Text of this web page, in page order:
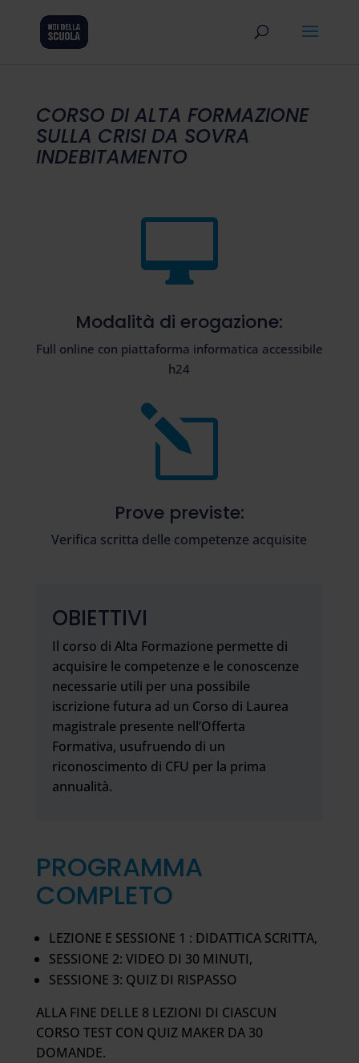
CORSO DI ALTA FORMAZIONE
SULLA CRISI DA SOVRA
INDEBITAMENTO

Modalità di erogazione:
Full online con piattaforma informatica accessibile
h24
l
Prove previste:
Verifica scritta delle competenze acquisite
OBIETTIVI
Il corso di Alta Formazione permette di
acquisire le competenze e le conoscenze
necessarie utili per una possibile
iscrizione futura ad un Corso di Laurea
magistrale presente nell’Offerta
Formativa, usufruendo di un
riconoscimento di CFU per la prima
annualità.
PROGRAMMA
COMPLETO
LEZIONE E SESSIONE 1 : DIDATTICA SCRITTA,
SESSIONE 2: VIDEO DI 30 MINUTI,
SESSIONE 3: QUIZ DI RISPASSO
ALLA FINE DELLE 8 LEZIONI DI CIASCUN
CORSO TEST CON QUIZ MAKER DA 30
DOMANDE.